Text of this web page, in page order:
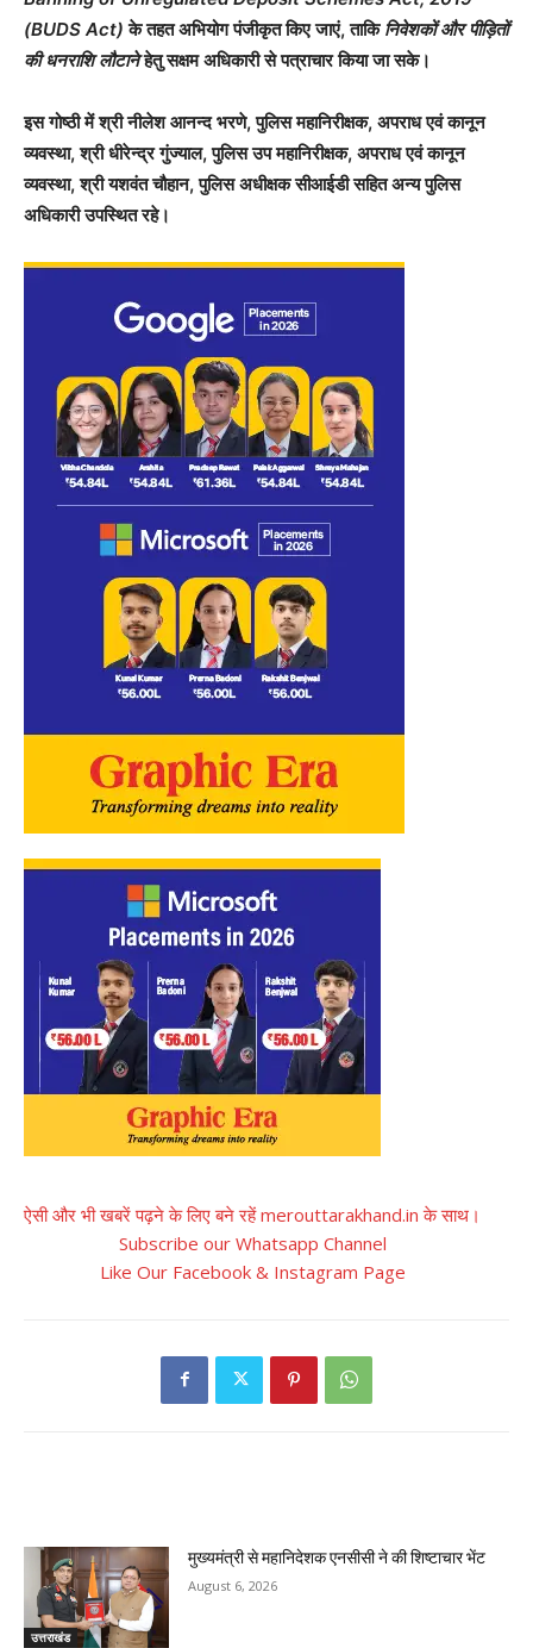
(BUDS Act) के तहत अभियोग पंजीकृत किए जाएं, ताकि निवेशकों और पीड़ितों
की धनराशि लौटानेहेतु सक्षम अधिकारी से पत्राचार किया जा सके।
इस गोष्ठी में श्री नीलेश आनन्द भरणे, पुलिस महानिरीक्षक, अपराध एवं कानून
व्यवस्था, श्री धीरेन्द्र गुंज्याल, पुलिस उप महानिरीक्षक, अपराध एवं कानून
व्यवस्था, श्री यशवंत चौहान, पुलिस अधीक्षक सीआईडी सहित अन्य पुलिस
अधिकारी उपस्थित रहे।
ऐसी और भी खबरें पढ़ने के लिए बने रहें merouttarakhand.in के साथ।
Subscribe our Whatsapp Channel
Like Our Facebook & Instagram Page
उत्तराखंड
मुख्यमंत्री से महानिदेशक एनसीसी ने की शिष्टाचार भेंट
August 6, 2026